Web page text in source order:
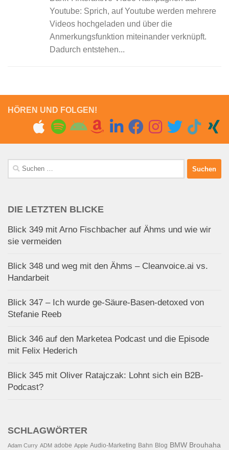
Youtube: Sprich, auf Youtube werden mehrere
Videos hochgeladen und über die
Anmerkungsfunktion miteinander verknüpft.
Dadurch entstehen...
HÖREN UND FOLGEN!
Suchen
nach:
DIE LETZTEN BLICKE
Blick 349 mit Arno Fischbacher auf Ähms und wie wir
sie vermeiden
Blick 348 und weg mit den Ähms – Cleanvoice.ai vs.
Handarbeit
Blick 347 – Ich wurde ge-Säure-Basen-detoxed von
Stefanie Reeb
Blick 346 auf den Marketea Podcast und die Episode
mit Felix Hederich
Blick 345 mit Oliver Ratajczak: Lohnt sich ein B2B-
Podcast?
SCHLAGWÖRTER
Adam Curry ADM adobe Apple Audio-Marketing Bahn Blog BMW Brouhaha